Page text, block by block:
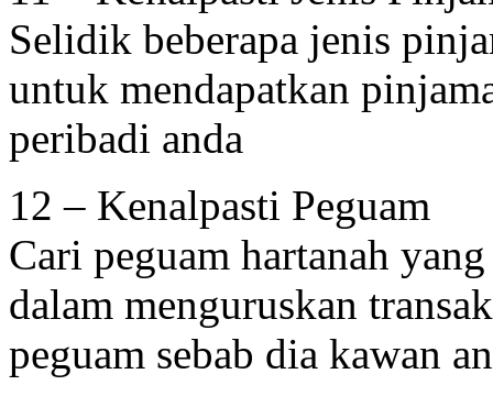
Selidik beberapa jenis
untuk mendapatkan
peribadi anda
12 – Kenalpasti Peguam
Cari peguam hartanah
dalam menguruskan
peguam sebab dia kawan